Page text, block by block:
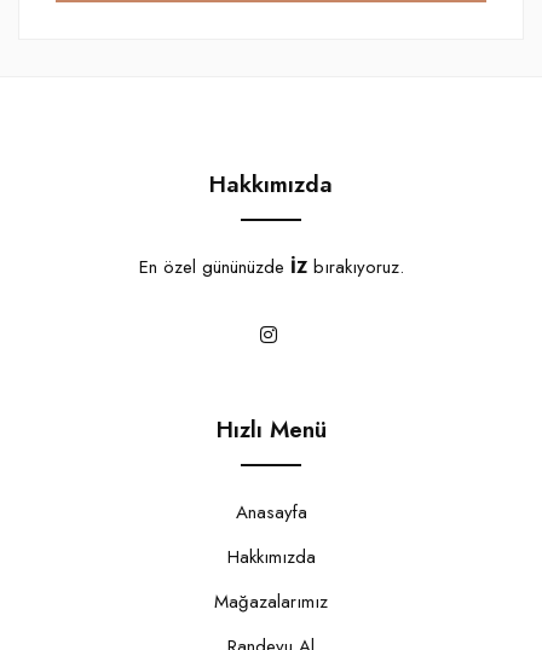
Hakkımızda
En özel gününüzde İZbırakıyoruz.
Hızlı Menü
Anasayfa
Hakkımızda
Mağazalarımız